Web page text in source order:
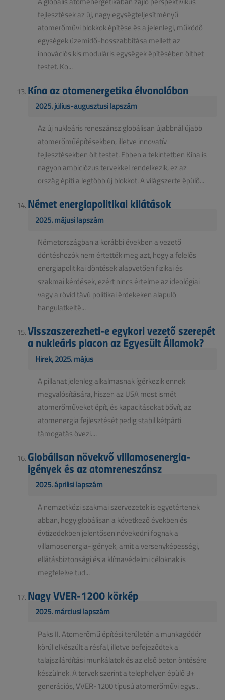
fejlesztések az új, nagy egységteljesítményű
atomerőművi blokkok építése és a jelenlegi, működő
egységek üzemidő-hosszabbítása mellett az
innovációs kis moduláris egységek építésében ölthet
testet. Ko...
Kína az atomenergetika élvonalában
2025. július-augusztusi lapszám
Az új nukleáris reneszánsz globálisan újabbnál újabb
atomerőműépítésekben, illetve innovatív
fejlesztésekben ölt testet. Ebben a tekintetben Kína is
nagyon ambiciózus tervekkel rendelkezik, ez az
ország építi a legtöbb új blokkot. A világszerte épülő...
Német energiapolitikai kilátások
2025. májusi lapszám
Németországban a korábbi években a vezető
döntéshozók nem értették meg azt, hogy a felelős
energiapolitikai döntések alapvetően fizikai és
szakmai kérdések, ezért nincs értelme az ideológiai
vagy a rövid távú politikai érdekeken alapuló
hangulatkelté...
Visszaszerezheti-e egykori vezető szerepét
a nukleáris piacon az Egyesült Államok?
Hírek, 2025. május
A pillanat jelenleg alkalmasnak ígérkezik ennek
megvalósítására, hiszen az USA most ismét
atomerőműveket épít, és kapacitásokat bővít, az
atomenergia fejlesztését pedig stabil kétpárti
támogatás övezi....
Globálisan növekvő villamosenergia-
igények és az atomreneszánsz
2025. áprilisi lapszám
A nemzetközi szakmai szervezetek is egyetértenek
abban, hogy globálisan a következő években és
évtizedekben jelentősen növekedni fognak a
villamosenergia-igények, amit a versenyképességi,
ellátásbiztonsági és a klímavédelmi céloknak is
megfelelve tud...
Nagy VVER-1200 körkép
2025. márciusi lapszám
Paks II. Atomerőmű építési területén a munkagödör
körül elkészült a résfal, illetve befejeződtek a
talajszilárdítási munkálatok és az első beton öntésére
készülnek. A tervek szerint a telephelyen épülő 3+
generációs, VVER-1200 típusú atomerőművi egys...